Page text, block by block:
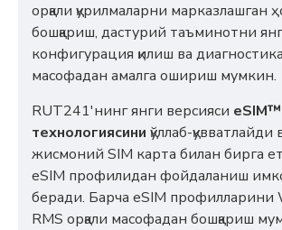
орқали қурилмаларни марказлашган
бошқариш, дастурий таъминотни
конфигурация қилиш ва
масофадан амалга ошириш мумкин.
RUT241'нинг янги версияси eSIM™
технологиясини қўллаб-қувватлайди
жисмоний SIM карта билан бирга
eSIM профилидан фойдаланиш
беради. Барча eSIM профилларини
RMS орқали масофадан бошқариш